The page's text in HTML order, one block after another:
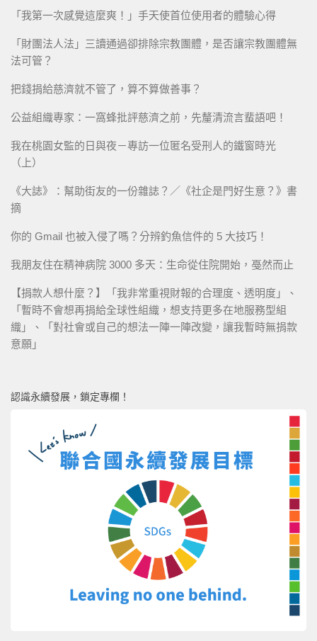
「我第一次感覺這麼爽！」手天使首位使用者的體驗心得
「財團法人法」三讀通過卻排除宗教團體，是否讓宗教團體無
法可管？
把錢捐給慈濟就不管了，算不算做善事？
公益組織專家：一窩蜂批評慈濟之前，先釐清流言蜚語吧！
我在桃園女監的日與夜－專訪一位匿名受刑人的鐵窗時光
（上）
《大誌》：幫助街友的一份雜誌？／《社企是門好生意？》書
摘
你的 Gmail 也被入侵了嗎？分辨釣魚信件的 5 大技巧！
我朋友住在精神病院 3000 多天：生命從住院開始，戞然而止
【捐款人想什麼？】「我非常重視財報的合理度、透明度」、
「暫時不會想再捐給全球性組織，想支持更多在地服務型組
織」、「對社會或自己的想法一陣一陣改變，讓我暫時無捐款
意願」
認識永續發展，鎖定專欄！